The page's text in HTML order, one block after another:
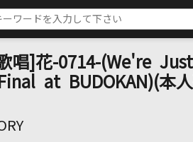
唱]花-0714-(We're
at BUDOKAN)(本